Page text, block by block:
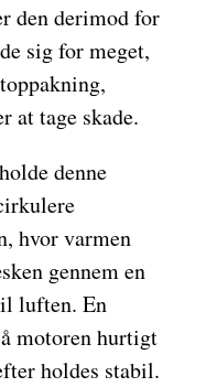
den derimod for
sig for meget,
at tage skade.
denne
hvor varmen
gennem en
luften. En
motoren hurtigt
holdes stabil.